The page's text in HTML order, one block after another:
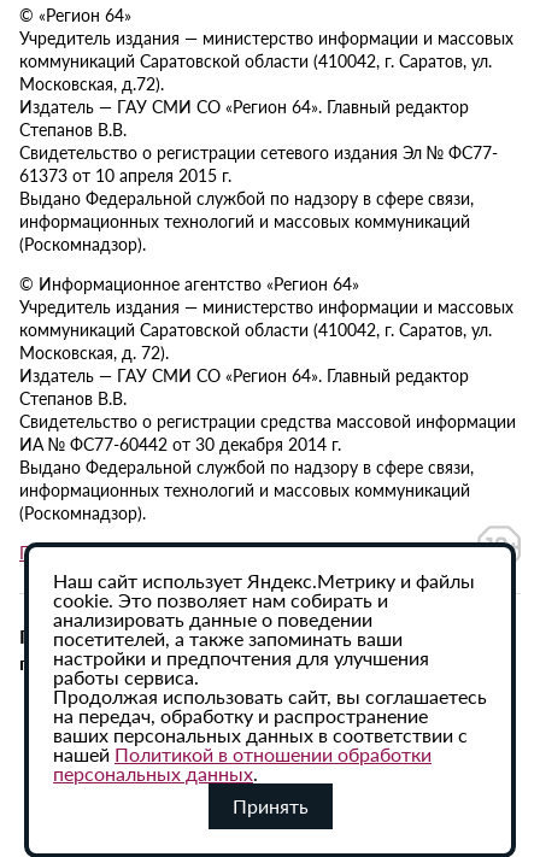
© «Регион 64»
Учредитель издания — министерство информации и массовых
коммуникаций Саратовской области (410042, г. Саратов, ул.
Московская, д.72).
Издатель — ГАУ СМИ СО «Регион 64». Главный редактор
Степанов В.В.
Свидетельство о регистрации сетевого издания Эл № ФС77-
61373 от 10 апреля 2015 г.
Выдано Федеральной службой по надзору в сфере связи,
информационных технологий и массовых коммуникаций
(Роскомнадзор).
© Информационное агентство «Регион 64»
Учредитель издания — министерство информации и массовых
коммуникаций Саратовской области (410042, г. Саратов, ул.
Московская, д. 72).
Издатель — ГАУ СМИ СО «Регион 64». Главный редактор
Степанов В.В.
Свидетельство о регистрации средства массовой информации
ИА № ФС77-60442 от 30 декабря 2014 г.
Выдано Федеральной службой по надзору в сфере связи,
информационных технологий и массовых коммуникаций
(Роскомнадзор).
Политика в отношении обработки персональных данных
При использовании материалов сайта активная
гиперссылка на ИА «Регион 64» обязательна.
Наш сайт использует Яндекс.Метрику и файлы
cookie. Это позволяет нам собирать и
анализировать данные о поведении
посетителей, а также запоминать ваши
настройки и предпочтения для улучшения
работы сервиса.
Продолжая использовать сайт, вы соглашаетесь
на передач, обработку и распространение
ваших персональных данных в соответствии с
нашей Политикой в отношении обработки
персональных данных.
Принять